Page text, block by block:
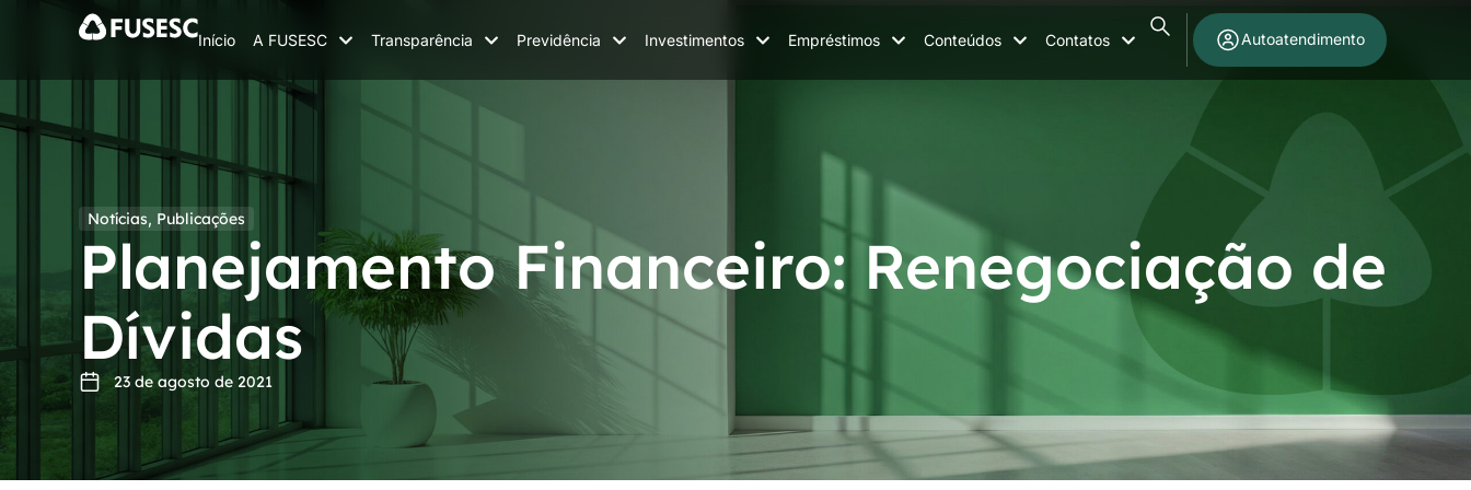
Início A FUSESC Transparência Previdência Investimentos Empréstimos Conteúdos Contatos Autoatendimento
Notícias, Publicações
Planejamento Financeiro: Renegociação de
Dívidas
23 de agosto de 2021